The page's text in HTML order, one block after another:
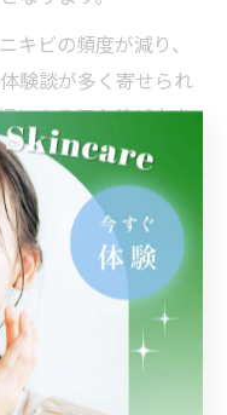
キビの頻度が減り、
験談が多く寄せられ
による個人差が大き
重要です。
直しの方法
めるには、まず信頼
とが大切です。特に
医師が在籍するクリ
なカウンセリングが